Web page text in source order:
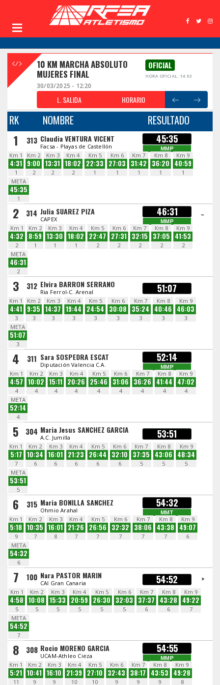
10 KM MARCHA ABSOLUTO
MUJERES FINAL
OFICIAL
HORA OFICIAL: 14:03
30/03/2025 - 12:20
L. SALIDA HORARIO
RK NOMBRE RESULTADO
1 313 Claudia VENTURA VICENT
Facsa - Playas de Castellón
45:35
MMP
Km 1
4:31
1
Km 2
9:00
2
Km 3
13:31
2
Km 4
18:02
2
Km 5
22:33
1
Km 6
27:03
1
Km 7
31:42
1
Km 8
36:20
1
Km 9
40:59
1
META
45:35
1
2 314 Julia SUAREZ PIZA
CAPEX
46:31
MMP
~
Km 1
4:32
2
Km 2
8:59
1
Km 3
13:30
1
Km 4
18:02
1
Km 5
22:47
2
Km 6
27:31
2
Km 7
32:15
2
Km 8
37:05
2
Km 9
41:53
2
META
46:31
2
3 312 Elvira BARRON SERRANO
Ria Ferrol-C. Arenal 51:07
Km 1
4:41
3
Km 2
9:35
3
Km 3
14:37
3
Km 4
19:44
3
Km 5
24:54
3
Km 6
30:08
3
Km 7
35:24
3
Km 8
40:46
3
Km 9
46:03
3
META
51:07
3
4 311 Sara SOSPEDRA ESCAT
Diputación Valencia C.A.
52:14
MMP
Km 1
4:57
4
Km 2
10:02
4
Km 3
15:11
4
Km 4
20:26
4
Km 5
25:46
4
Km 6
31:06
4
Km 7
36:26
4
Km 8
41:44
4
Km 9
47:02
4
META
52:14
4
5 304 Maria Jesus SANCHEZ GARCIA
A.C. Jumilla 53:51
Km 1
5:17
7
Km 2
10:34
6
Km 3
16:01
6
Km 4
21:23
6
Km 5
26:44
6
Km 6
32:10
6
Km 7
37:35
5
Km 8
43:06
5
Km 9
48:34
5
META
53:51
5
6 315 Maria BONILLA SANCHEZ
Ohmio Arahal
54:32
MMT
Km 1
5:18
9
Km 2
10:35
7
Km 3
16:01
8
Km 4
21:26
7
Km 5
26:56
7
Km 6
32:32
7
Km 7
38:06
7
Km 8
43:38
7
Km 9
49:07
6
META
54:32
6
7 100 Nara PASTOR MARIN
CAI Gran Canaria 54:52 >
Km 1
4:58
5
Km 2
10:08
5
Km 3
15:33
5
Km 4
20:59
5
Km 5
26:30
5
Km 6
32:03
5
Km 7
37:37
6
Km 8
43:28
6
Km 9
49:22
7
META
54:52
7
8 308 Rocio MORENO GARCIA
UCAM-Athleo Cieza
54:55
MMP
Km 1
5:21
11
Km 2
10:41
9
Km 3
16:10
9
Km 4
21:39
10
Km 5
27:10
10
Km 6
32:43
9
Km 7
38:17
9
Km 8
43:53
9
Km 9
49:28
8